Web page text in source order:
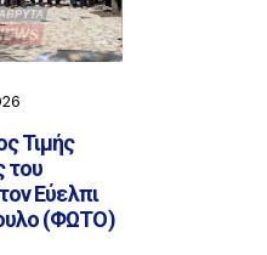
Τιμής
του
Εύελπι
(ΦΩΤΟ)